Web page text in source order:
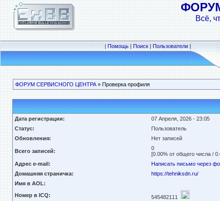
Всё,
|Помощь|Поиск|Пользователи|
ФОРУМ СЕРВИСНОГО ЦЕНТРА» Проверка профиля
Дата регистрации:
07 Апреля, 2026 - 23:05
Статус:
Пользователь
Обновления:
Нет записей
Всего записей:
0
[0.00% от общего числа /
Адрес e-mail:
Написать письмо через
Домашняя страничка:
https://tehniksdn.ru/
Имя в AOL:
Номер в ICQ:
545482111